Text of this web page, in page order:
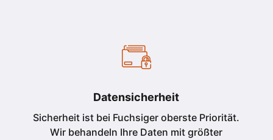
Datensicherheit
Sicherheit ist bei Fuchsiger oberste Priorität.
Wir behandeln Ihre Daten mit größter